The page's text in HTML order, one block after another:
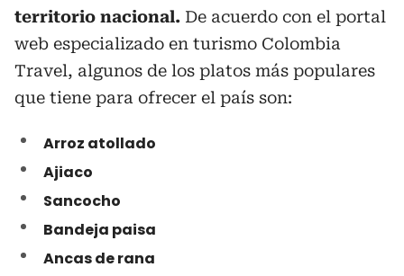
territorio nacional. De acuerdo con el portal
web especializado en turismo Colombia
Travel, algunos de los platos más populares
que tiene para ofrecer el país son:
Arroz atollado
Ajiaco
Sancocho
Bandeja paisa
Ancas de rana